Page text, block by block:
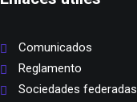
Comunicados
Reglamento
Sociedades federadas